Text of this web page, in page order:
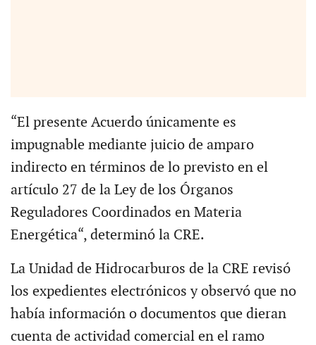
“El presente Acuerdo únicamente es
impugnable mediante juicio de amparo
indirecto en términos de lo previsto en el
artículo 27 de la Ley de los Órganos
Reguladores Coordinados en Materia
Energética“, determinó la CRE.
La Unidad de Hidrocarburos de la CRE revisó
los expedientes electrónicos y observó que no
había información o documentos que dieran
cuenta de actividad comercial en el ramo